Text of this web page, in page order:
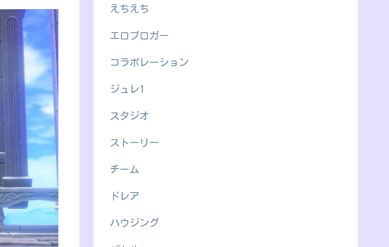
えちえち
エロブロガー
コラボレーション
ジュレ1
スタジオ
ストーリー
チーム
ドレア
ハウジング